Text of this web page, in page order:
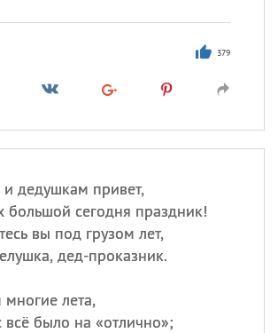
379
дедушкам привет,
большой сегодня праздник!
вы под грузом лет,
дед-проказник.
лета,
всё было на «отлично»;